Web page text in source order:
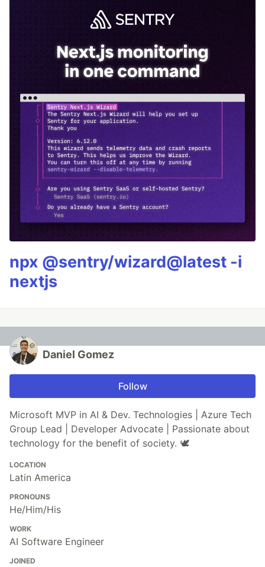
npx @sentry/wizard@latest -i
nextjs
Daniel Gomez
Follow
Microsoft MVP in AI & Dev. Technologies | Azure Tech
Group Lead | Developer Advocate | Passionate about
technology for the benefit of society. 🕊️
LOCATION
Latin America
PRONOUNS
He/Him/His
WORK
AI Software Engineer
JOINED